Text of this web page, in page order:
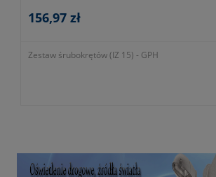
156,97 zł
Zestaw śrubokrętów (IZ 15) - GPH